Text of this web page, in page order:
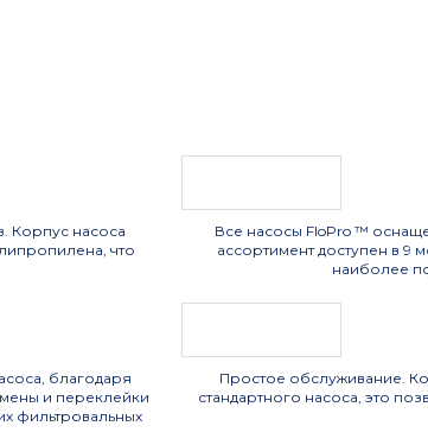
Корпус насоса
что
Все насосы FloPro ™
ассортимент доступен в 9
наиболее
благодаря
и переклейки
фильтровальных
Простое обслуживание.
стандартного насоса, это